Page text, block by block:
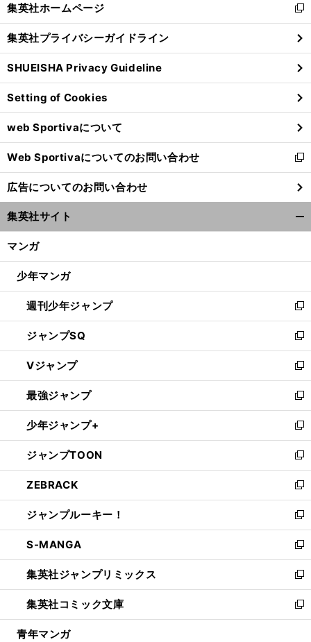
閉
る
集英社ホームページ
新
し
い
ウ
ィ
ン
ド
ウ
で
開
く
集英社プライバシーガイドライン
SHUEISHA Privacy Guideline
Setting of Cookies
web Sportivaについて
Web Sportivaについてのお問い合わせ
新
し
い
ウ
ィ
ン
ウ
開
く
広告についてのお問い合わせ
集英社サイト
マンガ
少年マンガ
週刊少年ジャンプ
新
し
い
ウ
ィ
ン
ド
ウ
で
開
く
ジャンプSQ
新
し
い
ウ
ィ
ン
ド
ウ
で
開
く
Vジャンプ
新
し
い
ウ
ィ
ン
ド
ウ
で
開
く
最強ジャンプ
新
し
い
ウ
ィ
ン
ド
ウ
で
開
く
少年ジャンプ+
新
し
い
ウ
ィ
ン
ド
ウ
で
開
く
ジャンプTOON
新
し
い
ウ
ィ
ン
ド
ウ
で
開
く
ZEBRACK
新
し
い
ウ
ィ
ン
ド
ウ
で
開
ジャンプルーキー！
新
し
い
ウ
ィ
ン
ド
ウ
S-MANGA
新
し
い
ウ
ィ
ン
集英社ジャンプリミックス
新
し
い
ウ
集英社コミック文庫
新
し
青年マンガ